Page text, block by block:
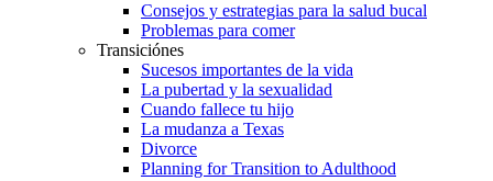
Consejos y estrategias para la salud bucal
Problemas para comer
Transiciónes
Sucesos importantes de la vida
La pubertad y la sexualidad
Cuando fallece tu hijo
La mudanza a Texas
Divorce
Planning for Transition to Adulthood